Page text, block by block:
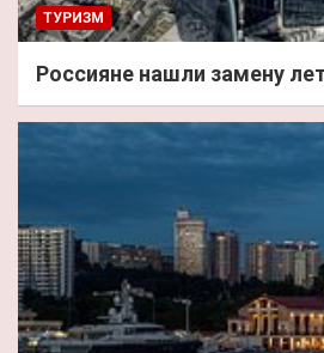
ТУРИЗМ
Россияне нашли замену